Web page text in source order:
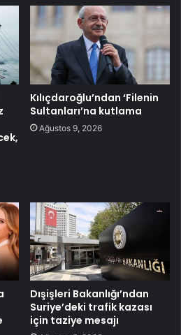
Kılıçdaroğlu’ndan ‘Filenin
Sultanları’na kutlama
Ağustos 9, 2026
Dışişleri Bakanlığı’ndan
Suriye’deki trafik kazası
için taziye mesajı